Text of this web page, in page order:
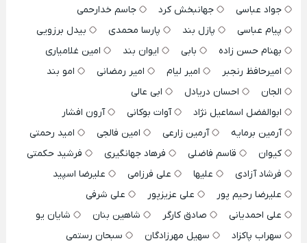
جواد عباسی جهانبخش کرد
جاسم خدارحمی
پیام عباسی
پازل بند پارسا محمدی
بیدل برزویی
بهنام حسن زاده
بابی ایوان بند
امین غلامیاری
امیرحافظ رنجبر
امیر لیام امیر رمضانی
امو بند
الجان
احسان دریادل
ابی عالی
ابوالفضل اسماعیل نژاد
آوات بوکانی
آرون افشار
آرمین برمایه
آرمین زارعی امین فالجی
امید رحمتی
کیوان
قاسم فاضلی فرهاد جهانگیری
فرشید حکمتی
فرشاد آزادی
علیها علی فرزامی
علیرضا اسپید
علیرضا رحیم پور
علی عزیزپور
علی شرفی
علی احمدیانی
صادق کارگر شاهین بنان
شایان یو
سهراب پاکزاد
سهیل مهرزادگان
سبحان رستمی